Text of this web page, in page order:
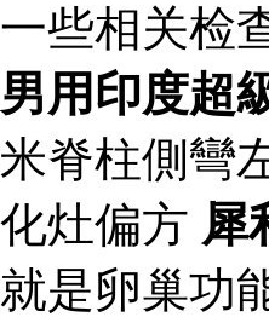
一些相关检
男用印度超
米脊柱側彎
化灶偏方 犀
就是卵巢功